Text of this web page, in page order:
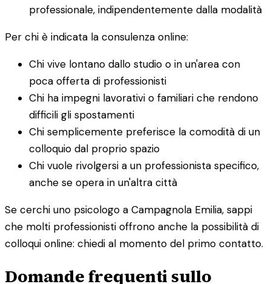
professionale, indipendentemente dalla modalità
Per chi è indicata la consulenza online:
Chi vive lontano dallo studio o in un'area con
poca offerta di professionisti
Chi ha impegni lavorativi o familiari che rendono
difficili gli spostamenti
Chi semplicemente preferisce la comodità di un
colloquio dal proprio spazio
Chi vuole rivolgersi a un professionista specifico,
anche se opera in un'altra città
Se cerchi uno psicologo a Campagnola Emilia, sappi
che molti professionisti offrono anche la possibilità di
colloqui online: chiedi al momento del primo contatto.
Domande frequenti sullo